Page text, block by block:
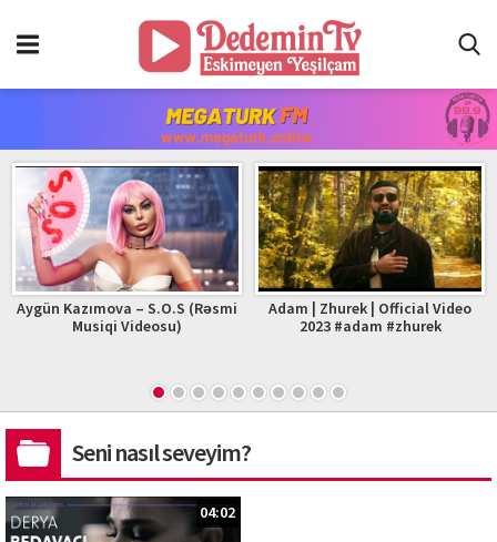
Aygün Kazımova – S.O.S (Rəsmi
Musiqi Videosu)
Adam | Zhurek | Official Video
2023 #adam #zhurek
Seni nasıl seveyim?
04:02